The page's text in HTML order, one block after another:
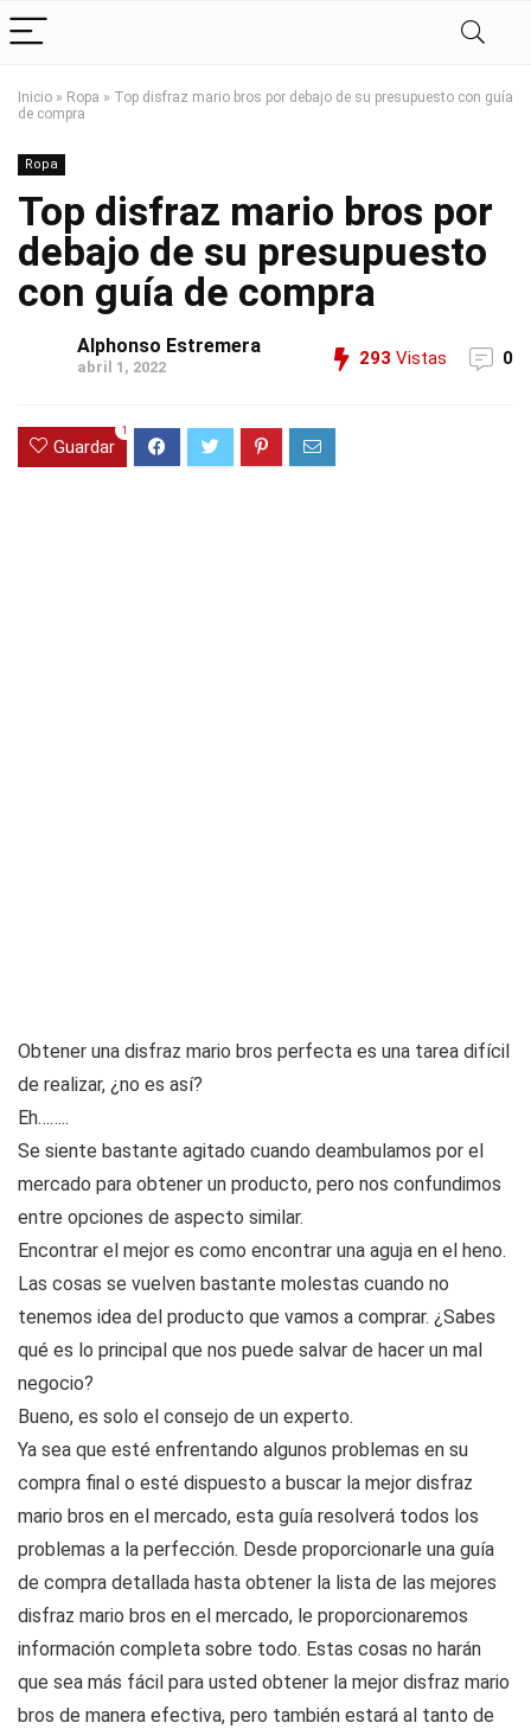
Inicio » Ropa » Top disfraz mario bros por debajo de su presupuesto con guía
de compra
Ropa
Top disfraz mario bros por
debajo de su presupuesto
con guía de compra
Alphonso Estremera
abril 1, 2022 293 Vistas 0
Guardar
1
Obtener una disfraz mario bros perfecta es una tarea difícil
de realizar, ¿no es así?
Eh……..
Se siente bastante agitado cuando deambulamos por el
mercado para obtener un producto, pero nos confundimos
entre opciones de aspecto similar.
Encontrar el mejor es como encontrar una aguja en el heno.
Las cosas se vuelven bastante molestas cuando no
tenemos idea del producto que vamos a comprar. ¿Sabes
qué es lo principal que nos puede salvar de hacer un mal
negocio?
Bueno, es solo el consejo de un experto.
Ya sea que esté enfrentando algunos problemas en su
compra final o esté dispuesto a buscar la mejor disfraz
mario bros en el mercado, esta guía resolverá todos los
problemas a la perfección. Desde proporcionarle una guía
de compra detallada hasta obtener la lista de las mejores
disfraz mario bros en el mercado, le proporcionaremos
información completa sobre todo. Estas cosas no harán
que sea más fácil para usted obtener la mejor disfraz mario
bros de manera efectiva, pero también estará al tanto de